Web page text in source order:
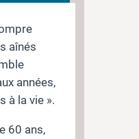
aînés
années,
à la vie ».
60 ans,